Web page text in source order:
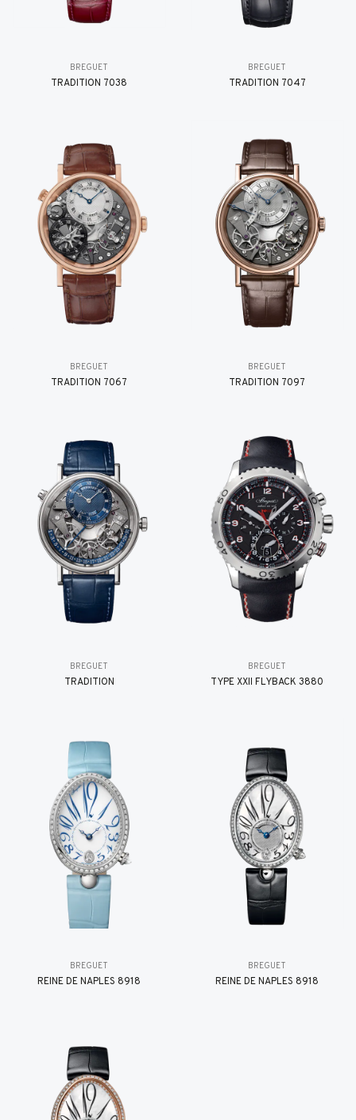
BREGUET
TRADITION 7038
BREGUET
TRADITION 7047
BREGUET
TRADITION 7067
BREGUET
TRADITION 7097
BREGUET
TRADITION
BREGUET
TYPE XXII FLYBACK 3880
BREGUET
REINE DE NAPLES 8918
BREGUET
REINE DE NAPLES 8918